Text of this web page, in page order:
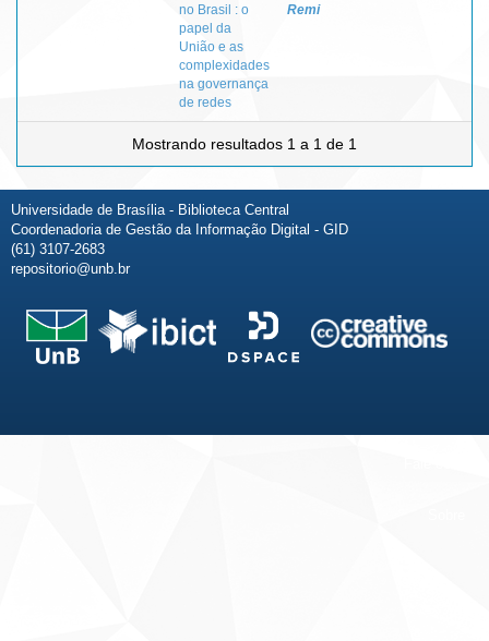
no Brasil : o
papel da
União e as
complexidades
na governança
de redes
Remi
Mostrando resultados 1 a 1 de 1
Universidade de Brasília - Biblioteca Central
Coordenadoria de Gestão da Informação Digital - GID
(61) 3107-2683
repositorio@unb.br